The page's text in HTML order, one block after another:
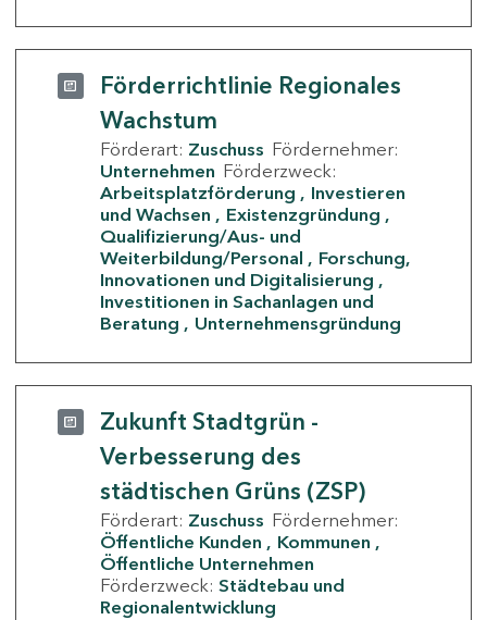
Förderrichtlinie Regionales
Wachstum
Förderart: Zuschuss Fördernehmer:
Unternehmen Förderzweck:
Arbeitsplatzförderung
Investieren
und Wachsen
Existenzgründung
Qualifizierung/Aus- und
Weiterbildung/Personal
Forschung,
Innovationen und Digitalisierung
Investitionen in Sachanlagen und
Beratung
Unternehmensgründung
Zukunft Stadtgrün -
Verbesserung des
städtischen Grüns (ZSP)
Förderart: Zuschuss Fördernehmer:
Öffentliche Kunden
Kommunen
Öffentliche Unternehmen
Förderzweck: Städtebau und
Regionalentwicklung